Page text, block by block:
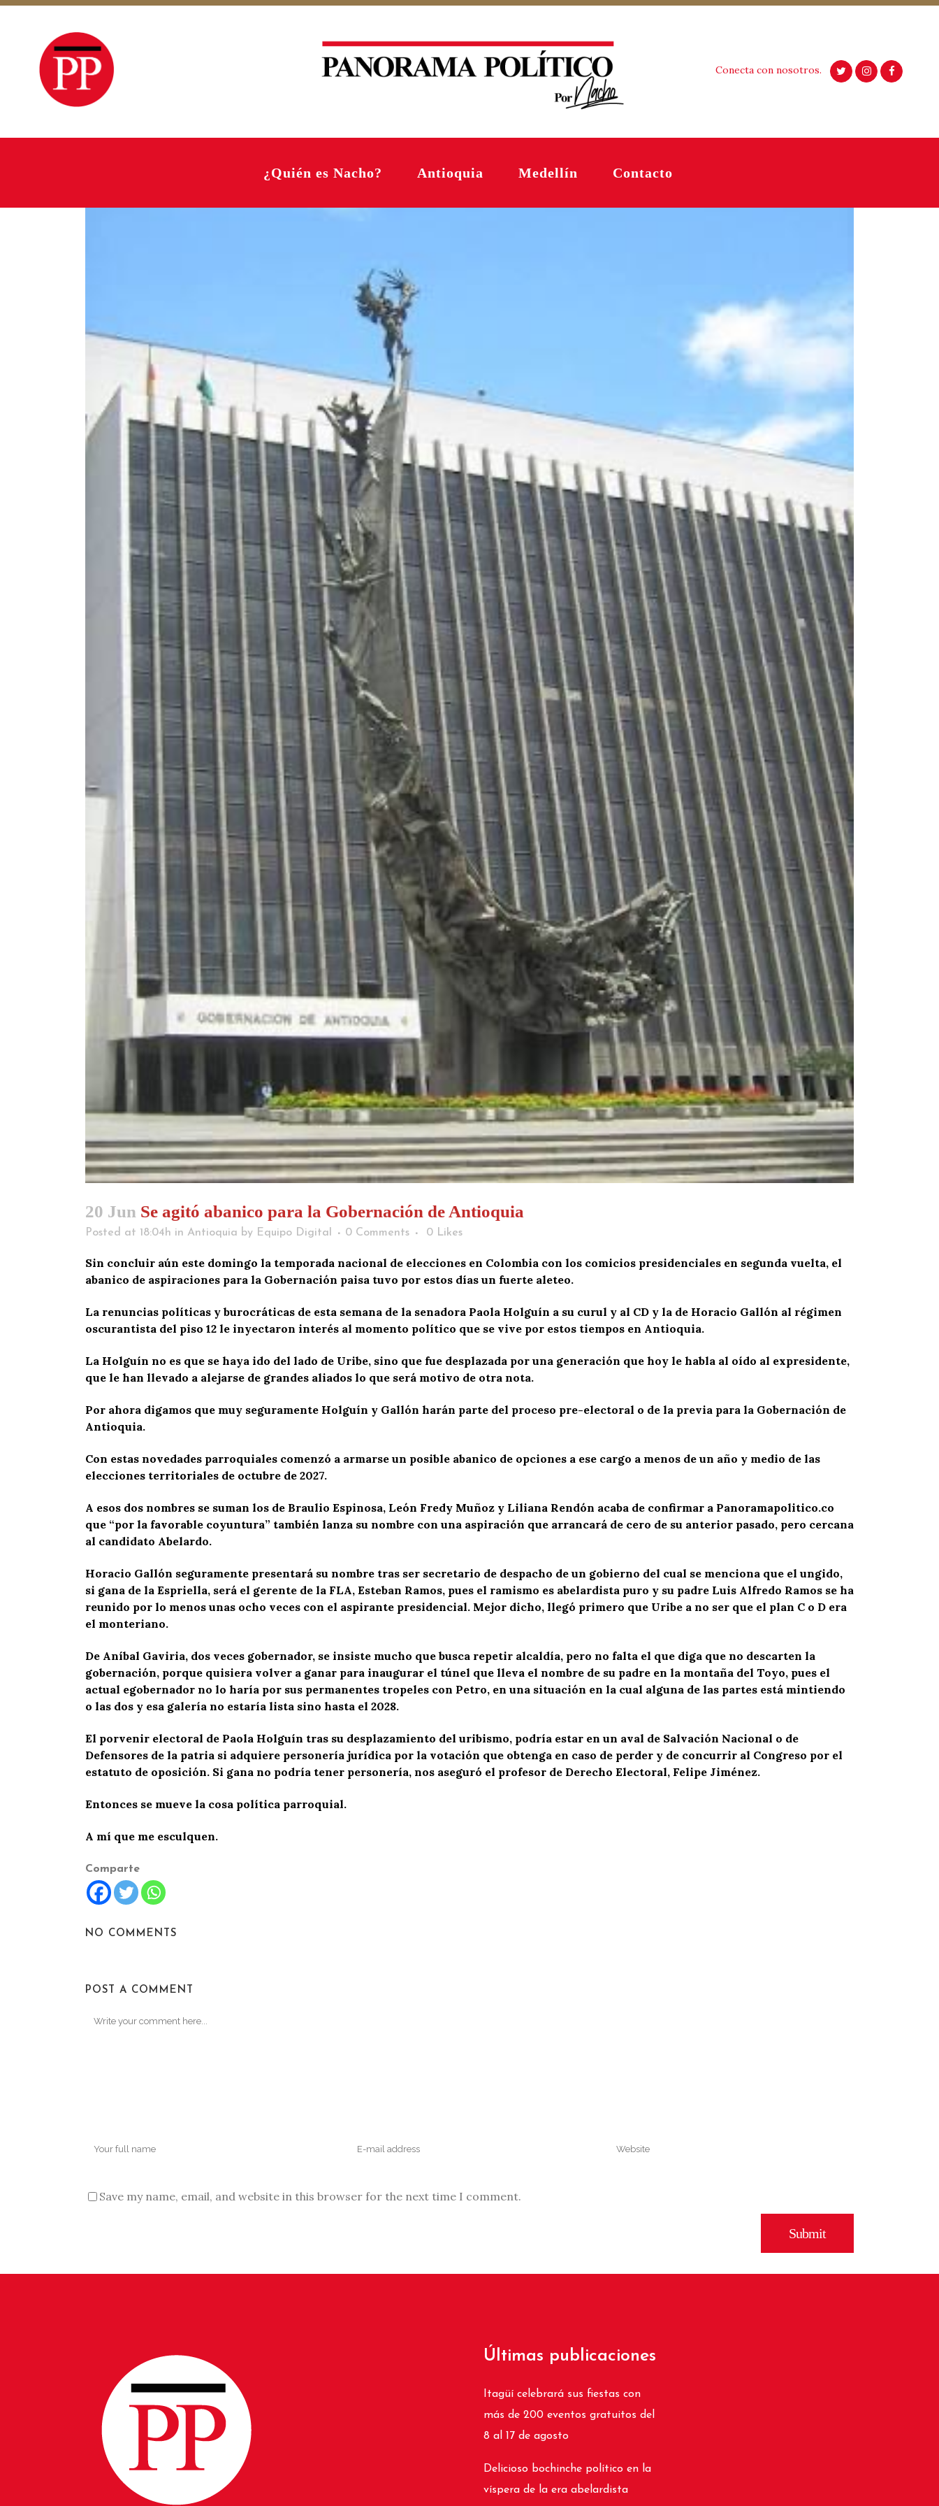
Conecta con nosotros.
¿Quién es Nacho? Antioquia Medellín Contacto
20 Jun Se agitó abanico para la Gobernación de Antioquia
Posted at 18:04h in Antioquia by Equipo Digital 0 Comments 0 Likes
Sin concluir aún este domingo la temporada nacional de elecciones en Colombia con los comicios presidenciales en segunda vuelta, el
abanico de aspiraciones para la Gobernación paisa tuvo por estos días un fuerte aleteo.
La renuncias políticas y burocráticas de esta semana de la senadora Paola Holguín a su curul y al CD y la de Horacio Gallón al régimen
oscurantista del piso 12 le inyectaron interés al momento político que se vive por estos tiempos en Antioquia.
La Holguín no es que se haya ido del lado de Uribe, sino que fue desplazada por una generación que hoy le habla al oído al expresidente,
que le han llevado a alejarse de grandes aliados lo que será motivo de otra nota.
Por ahora digamos que muy seguramente Holguín y Gallón harán parte del proceso pre-electoral o de la previa para la Gobernación de
Antioquia.
Con estas novedades parroquiales comenzó a armarse un posible abanico de opciones a ese cargo a menos de un año y medio de las
elecciones territoriales de octubre de 2027.
A esos dos nombres se suman los de Braulio Espinosa, León Fredy Muñoz y Liliana Rendón acaba de confirmar a Panoramapolitico.co
que “por la favorable coyuntura” también lanza su nombre con una aspiración que arrancará de cero de su anterior pasado, pero cercana
al candidato Abelardo.
Horacio Gallón seguramente presentará su nombre tras ser secretario de despacho de un gobierno del cual se menciona que el ungido,
si gana de la Espriella, será el gerente de la FLA, Esteban Ramos, pues el ramismo es abelardista puro y su padre Luis Alfredo Ramos se ha
reunido por lo menos unas ocho veces con el aspirante presidencial. Mejor dicho, llegó primero que Uribe a no ser que el plan C o D era
el monteriano.
De Aníbal Gaviria, dos veces gobernador, se insiste mucho que busca repetir alcaldía, pero no falta el que diga que no descarten la
gobernación, porque quisiera volver a ganar para inaugurar el túnel que lleva el nombre de su padre en la montaña del Toyo, pues el
actual egobernador no lo haría por sus permanentes tropeles con Petro, en una situación en la cual alguna de las partes está mintiendo
o las dos y esa galería no estaría lista sino hasta el 2028.
El porvenir electoral de Paola Holguín tras su desplazamiento del uribismo, podría estar en un aval de Salvación Nacional o de
Defensores de la patria si adquiere personería jurídica por la votación que obtenga en caso de perder y de concurrir al Congreso por el
estatuto de oposición. Si gana no podría tener personería, nos aseguró el profesor de Derecho Electoral, Felipe Jiménez.
Entonces se mueve la cosa política parroquial.
A mí que me esculquen.
Comparte
NO COMMENTS
POST A COMMENT
Save my name, email, and website in this browser for the next time I comment.
Últimas publicaciones
Itagüí celebrará sus fiestas con
más de 200 eventos gratuitos del
8 al 17 de agosto
Delicioso bochinche político en la
víspera de la era abelardista